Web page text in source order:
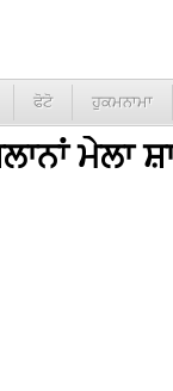
ਫੋਟੋ ਹੁਕਮਨਾਮਾ